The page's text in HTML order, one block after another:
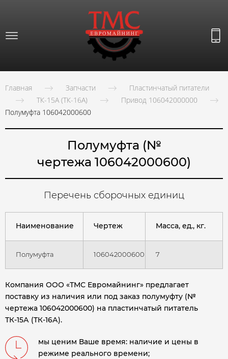
Главная Запчасти
Пластинчатый питатели
ТК-15А (ТК-16А)
Привод 106042000000
Полумуфта 106042000600
Полумуфта (№
чертежа 106042000600)
Перечень сборочных единиц
Наименование Чертеж Масса, ед., кг.
Полумуфта 106042000600 7
Компания ООО «ТМС Евромайнинг» предлагает
поставку из наличия или под заказ полумуфту (№
чертежа 106042000600) на пластинчатый питатель
ТК-15А (ТК-16А).
мы ценим Ваше время: наличие и цены в
режиме реального времени;